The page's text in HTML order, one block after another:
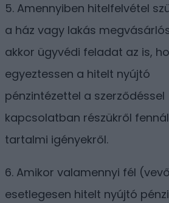
5. Amennyiben hitelfelvétel
a ház vagy lakás
akkor ügyvédi feladat az is,
egyeztessen a hitelt nyújtó
pénzintézettel a szerződéssel
kapcsolatban részükről
tartalmi igényekről.
6. Amikor valamennyi fél
esetlegesen hitelt nyújtó